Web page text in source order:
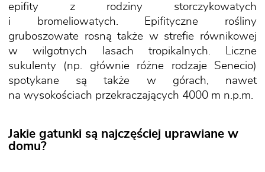
epifity z rodziny storczykowatych
i bromeliowatych. Epifityczne rośliny
gruboszowate rosną także w strefie równikowej
w wilgotnych lasach tropikalnych. Liczne
sukulenty (np. głównie różne rodzaje Senecio)
spotykane są także w górach, nawet
na wysokościach przekraczających 4000 m n.p.m.
Jakie gatunki są najczęściej uprawiane w
domu?